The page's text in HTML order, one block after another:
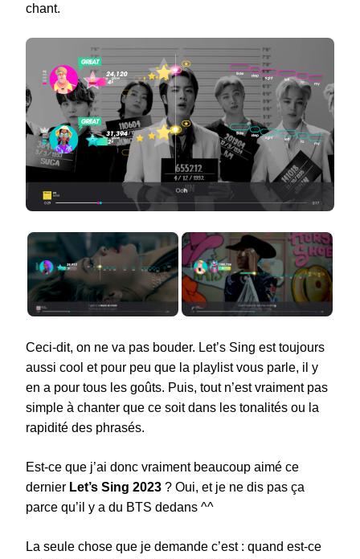
chant.
Ceci-dit, on ne va pas bouder. Let’s Sing est toujours
aussi cool et pour peu que la playlist vous parle, il y
en a pour tous les goûts. Puis, tout n’est vraiment pas
simple à chanter que ce soit dans les tonalités ou la
rapidité des phrasés.
Est-ce que j’ai donc vraiment beaucoup aimé ce
dernier Let’s Sing 2023 ? Oui, et je ne dis pas ça
parce qu’il y a du BTS dedans ^^
La seule chose que je demande c’est : quand est-ce